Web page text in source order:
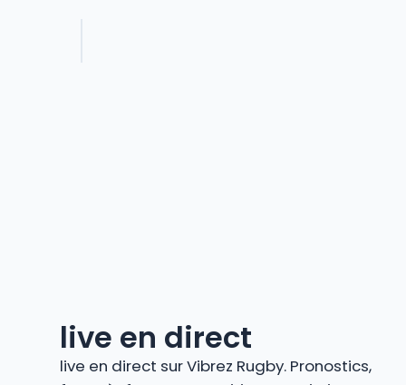
live en direct
live en direct sur Vibrez Rugby. Pronostics,